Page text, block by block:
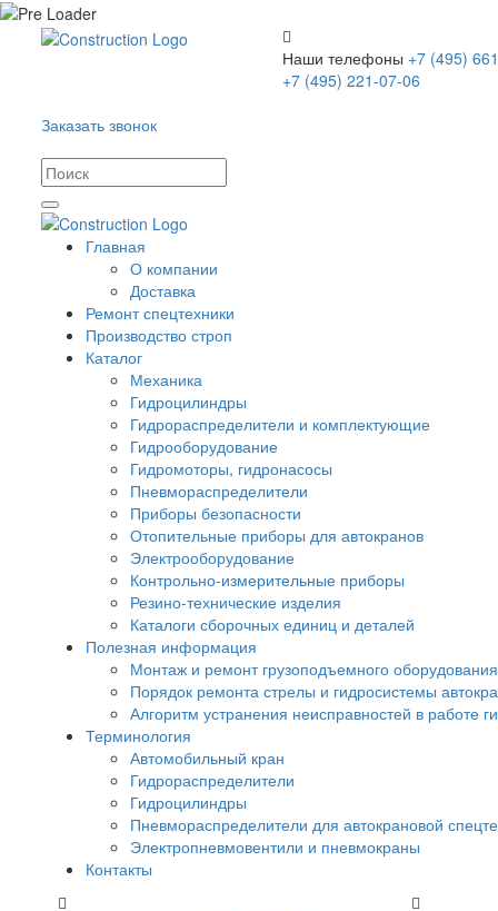
Наши телефоны +7 (495)
+7 (495) 221-07-06
Заказать звонок
Главная
О компании
Доставка
Ремонт спецтехники
Производство строп
Каталог
Механика
Гидроцилиндры
Гидрораспределители и комплектующие
Гидрооборудование
Гидромоторы, гидронасосы
Пневмораспределители
Приборы безопасности
Отопительные приборы для автокранов
Электрооборудование
Контрольно-измерительные приборы
Резино-технические изделия
Каталоги сборочных единиц и деталей
Полезная информация
Монтаж и ремонт грузоподъемного оборудования
Порядок ремонта стрелы и гидросистемы
Алгоритм устранения неисправностей в работе
Терминология
Автомобильный кран
Гидрораспределители
Гидроцилиндры
Пневмораспределители для автокрановой
Электропневмовентили и пневмокраны
Контакты